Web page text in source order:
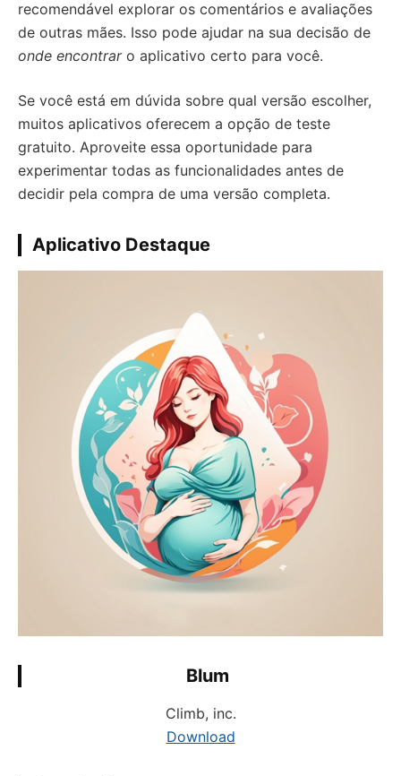
recomendável explorar os comentários e avaliações
de outras mães. Isso pode ajudar na sua decisão de
onde encontraro aplicativo certo para você.
Se você está em dúvida sobre qual versão escolher,
muitos aplicativos oferecem a opção de teste
gratuito. Aproveite essa oportunidade para
experimentar todas as funcionalidades antes de
decidir pela compra de uma versão completa.
Aplicativo Destaque
Blum
Climb, inc.
Download